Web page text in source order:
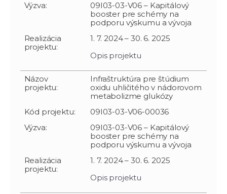
Výzva:
09I03-03-V06 – Kapitálový
booster pre schémy na
podporu výskumu a vývoja
Realizácia
projektu:
1. 7. 2024 – 30. 6. 2025
Opis projektu
Názov
projektu:
Infraštruktúra pre štúdium
oxidu uhličitého v nádorovom
metabolizme glukózy
Kód projektu:
09I03-03-V06-00036
Výzva:
09I03-03-V06 – Kapitálový
booster pre schémy na
podporu výskumu a vývoja
Realizácia
projektu:
1. 7. 2024 – 30. 6. 2025
Opis projektu